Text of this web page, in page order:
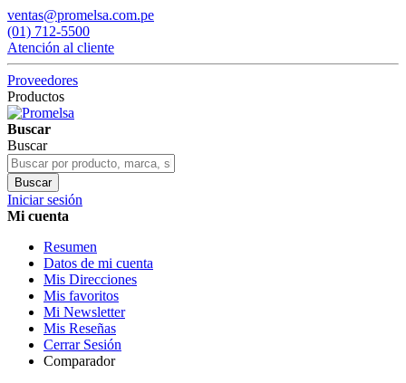
ventas@promelsa.com.pe
(01) 712-5500
Atención al cliente
Proveedores
Productos
Buscar
Buscar
Buscar
Iniciar sesión
Mi cuenta
Resumen
Datos de mi cuenta
Mis Direcciones
Mis favoritos
Mi Newsletter
Mis Reseñas
Cerrar Sesión
Comparador